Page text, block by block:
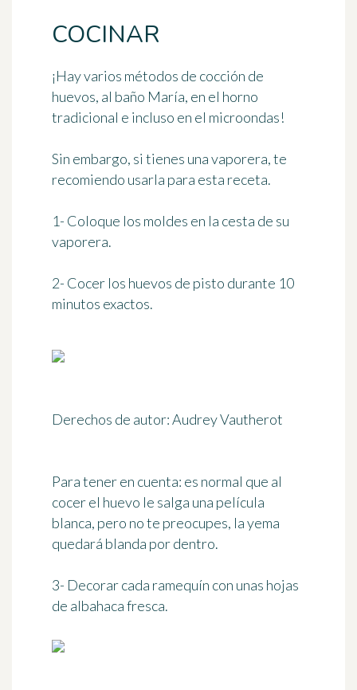
COCINAR
¡Hay varios métodos de cocción de
huevos, al baño María, en el horno
tradicional e incluso en el microondas!
Sin embargo, si tienes una vaporera, te
recomiendo usarla para esta receta.
1- Coloque los moldes en la cesta de su
vaporera.
2- Cocer los huevos de pisto durante 10
minutos exactos.
Derechos de autor: Audrey Vautherot
Para tener en cuenta: es normal que al
cocer el huevo le salga una película
blanca, pero no te preocupes, la yema
quedará blanda por dentro.
3- Decorar cada ramequín con unas hojas
de albahaca fresca.